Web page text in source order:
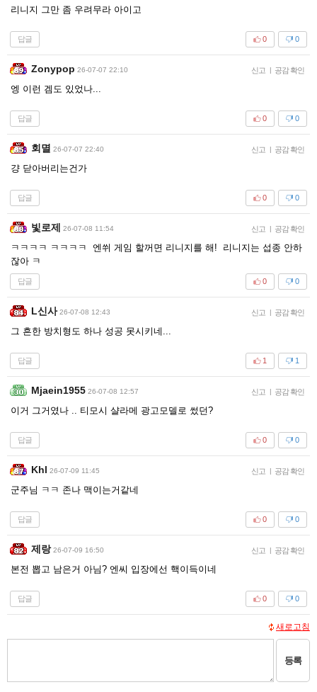
리니지 그만 좀 우려무라 아이고
답글 0
0
Zonypop 26-07-07 22:10 신고 | 공감 확인
엥 이런 겜도 있었나...
답글 0
0
회멸 26-07-07 22:40 신고 | 공감 확인
걍 닫아버리는건가
답글 0
0
빛로제 26-07-08 11:54 신고 | 공감 확인
ㅋㅋㅋㅋ ㅋㅋㅋㅋ 엔쒸 게임 할꺼면 리니지를 해! 리니지는 섭종 안하
잖아 ㅋ
답글 0
0
L신사 26-07-08 12:43 신고 | 공감 확인
그 흔한 방치형도 하나 성공 못시키네...
답글 1
1
Mjaein1955 26-07-08 12:57 신고 | 공감 확인
이거 그거였나 .. 티모시 샬라메 광고모델로 썼던?
답글 0
0
Khl 26-07-09 11:45 신고 | 공감 확인
군주님 ㅋㅋ 존나 맥이는거같네
답글 0
0
제랑 26-07-09 16:50 신고 | 공감 확인
본전 뽑고 남은거 아님? 엔씨 입장에선 핵이득이네
답글 0
0
새로고침
등록